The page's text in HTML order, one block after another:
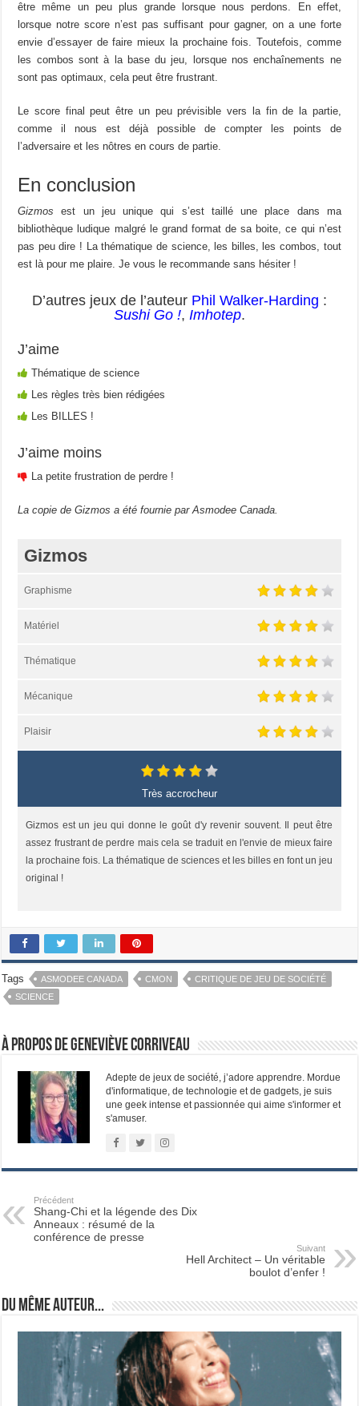
être même un peu plus grande lorsque nous perdons. En effet,
lorsque notre score n’est pas suffisant pour gagner, on a une forte
envie d’essayer de faire mieux la prochaine fois. Toutefois, comme
les combos sont à la base du jeu, lorsque nos enchaînements ne
sont pas optimaux, cela peut être frustrant.
Le score final peut être un peu prévisible vers la fin de la partie,
comme il nous est déjà possible de compter les points de
l’adversaire et les nôtres en cours de partie.
En conclusion
Gizmos est un jeu unique qui s’est taillé une place dans ma
bibliothèque ludique malgré le grand format de sa boite, ce qui n’est
pas peu dire ! La thématique de science, les billes, les combos, tout
est là pour me plaire. Je vous le recommande sans hésiter !
D’autres jeux de l’auteur Phil Walker-Harding :
Sushi Go !, Imhotep.
J’aime
Thématique de science
Les règles très bien rédigées
Les BILLES !
J’aime moins
La petite frustration de perdre !
La copie de Gizmos a été fournie par Asmodee Canada.
Gizmos
Graphisme
Matériel
Thématique
Mécanique
Plaisir
Très accrocheur
Gizmos est un jeu qui donne le goût d'y revenir souvent. Il peut être
assez frustrant de perdre mais cela se traduit en l'envie de mieux faire
la prochaine fois. La thématique de sciences et les billes en font un jeu
original !
Tags ASMODEE CANADA CMON
CRITIQUE DE JEU DE SOCIÉTÉ
SCIENCE
À propos de Geneviève Corriveau
Adepte de jeux de société, j’adore apprendre. Mordue
d'informatique, de technologie et de gadgets, je suis
une geek intense et passionnée qui aime s'informer et
s'amuser.
Précédent
Shang-Chi et la légende des Dix
Anneaux : résumé de la
conférence de presse
Suivant
Hell Architect – Un véritable
boulot d’enfer !
Du même auteur...